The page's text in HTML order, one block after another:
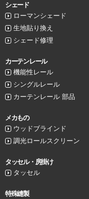
シェード
ローマンシェード
生地貼り換え
シェード修理
カーテンレール
機能性レール
シングルレール
カーテンレール 部品
メカもの
ウッドブラインド
調光ロールスクリーン
タッセル・房掛け
タッセル
特殊縫製